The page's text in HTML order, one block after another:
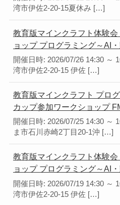
湾市伊佐2-20-15夏休み […]
教育版マインクラフト体験
ョップ プログラミング～AI
開催日時: 2026/07/26 14:30 ～
湾市伊佐2-20-15 伊佐 […]
教育版マインクラフト プロ
カップ参加ワークショップ
開催日時: 2026/07/25 14:30 ～
ま市石川赤崎2丁目20-1沖 […]
教育版マインクラフト体験
ョップ プログラミング～AI
開催日時: 2026/07/19 14:30 ～
湾市伊佐2-20-15 伊佐 […]